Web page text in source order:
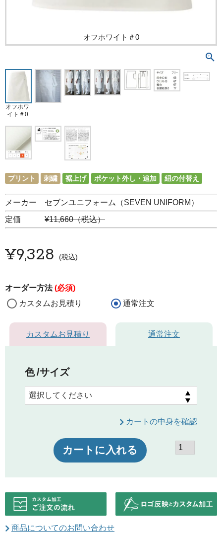
オフホワイト＃0
オフホワ
イト＃0
プリント 刺繍 裾上げ ポケット外し・追加 紐の付替え
メーカー セブンユニフォーム（SEVEN UNIFORM）
定価 ¥11,660（税込）
¥9,328 税込
オーダー方法(必須)
カスタムお見積り
通常注文
カスタムお見積り 通常注文
色 サイズ
カートの中身を確認
カートに入れる
商品についてのお問い合わせ